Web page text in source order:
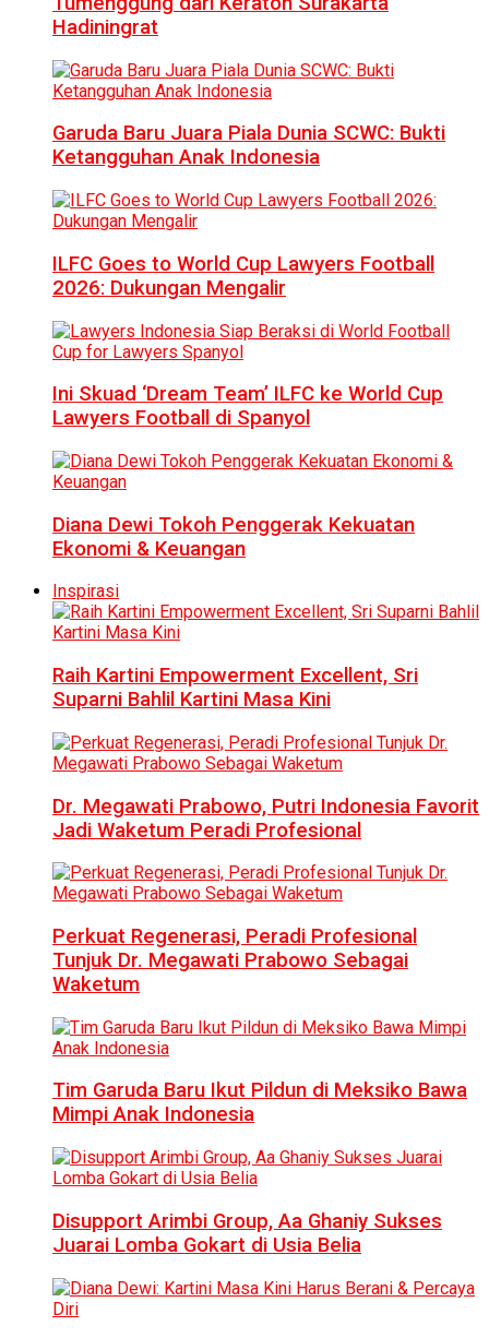
Hadiningrat
Garuda Baru Juara Piala Dunia SCWC: Bukti
Ketangguhan Anak Indonesia
ILFC Goes to World Cup Lawyers Football
2026: Dukungan Mengalir
Ini Skuad ‘Dream Team’ ILFC ke World Cup
Lawyers Football di Spanyol
Diana Dewi Tokoh Penggerak Kekuatan
Ekonomi & Keuangan
Inspirasi
Raih Kartini Empowerment Excellent, Sri
Suparni Bahlil Kartini Masa Kini
Dr. Megawati Prabowo, Putri Indonesia Favorit
Jadi Waketum Peradi Profesional
Perkuat Regenerasi, Peradi Profesional
Tunjuk Dr. Megawati Prabowo Sebagai
Waketum
Tim Garuda Baru Ikut Pildun di Meksiko Bawa
Mimpi Anak Indonesia
Disupport Arimbi Group, Aa Ghaniy Sukses
Juarai Lomba Gokart di Usia Belia